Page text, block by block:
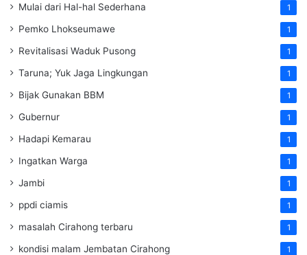
Mulai dari Hal-hal Sederhana 1
Pemko Lhokseumawe 1
Revitalisasi Waduk Pusong 1
Taruna; Yuk Jaga Lingkungan 1
Bijak Gunakan BBM 1
Gubernur 1
Hadapi Kemarau 1
Ingatkan Warga 1
Jambi 1
ppdi ciamis 1
masalah Cirahong terbaru 1
kondisi malam Jembatan Cirahong 1